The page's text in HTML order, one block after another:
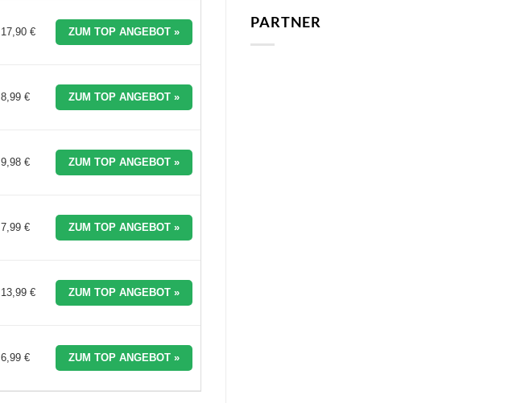
17,90 € ZUM TOP ANGEBOT »
8,99 € ZUM TOP ANGEBOT »
9,98 € ZUM TOP ANGEBOT »
7,99 € ZUM TOP ANGEBOT »
13,99 € ZUM TOP ANGEBOT »
6,99 € ZUM TOP ANGEBOT »
PARTNER